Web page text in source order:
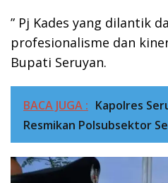
” Pj Kades yang dilantik
profesionalisme dan
Bupati Seruyan.
BACA JUGA : Kapolres
Resmikan Polsubsektor